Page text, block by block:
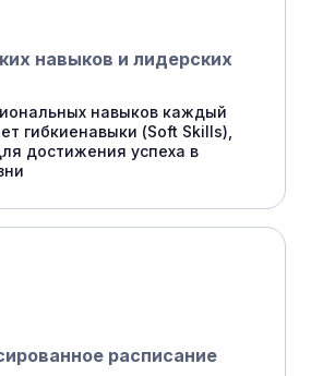
навыков и лидерских
навыков каждый
гибкиенавыки (Soft Skills),
достижения успеха в
расписание